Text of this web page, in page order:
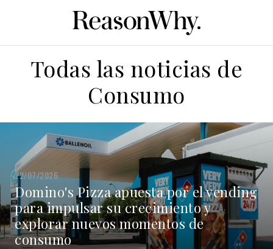
Todas las noticias de
Consumo
22/07/2026
Domino's Pizza apuesta por el vending
para impulsar su crecimiento y
explorar nuevos momentos de
consumo